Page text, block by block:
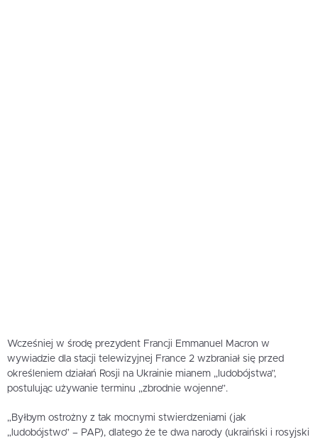
Wcześniej w środę prezydent Francji Emmanuel Macron w
wywiadzie dla stacji telewizyjnej France 2 wzbraniał się przed
określeniem działań Rosji na Ukrainie mianem „ludobójstwa”,
postulując używanie terminu „zbrodnie wojenne”.
„Byłbym ostrożny z tak mocnymi stwierdzeniami (jak
„ludobójstwo” – PAP), dlatego że te dwa narody (ukraiński i rosyjski